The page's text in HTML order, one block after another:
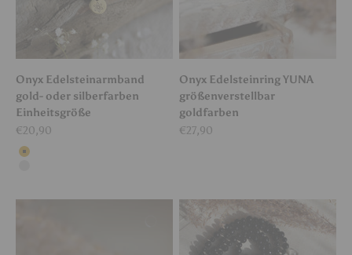
Onyx Edelsteinarmband
gold- oder silberfarben
Einheitsgröße
Angebot
€20,90
Farbe
Gold
Onyx Edelsteinring YUNA
größenverstellbar
goldfarben
Angebot
€27,90